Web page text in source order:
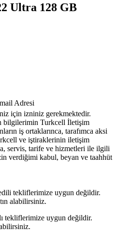
Ultra 128 GB
Adresi
için izniniz gerekmektedir.
bilgilerimin Turkcell İletişim
iş ortaklarınca, tarafımca aksi
ve iştiraklerinin iletişim
servis, tarife ve hizmetleri ile ilgili
verdiğimi kabul, beyan ve taahhüt
tekliflerimize uygun değildir.
alabilirsiniz.
tekliflerimize uygun değildir.